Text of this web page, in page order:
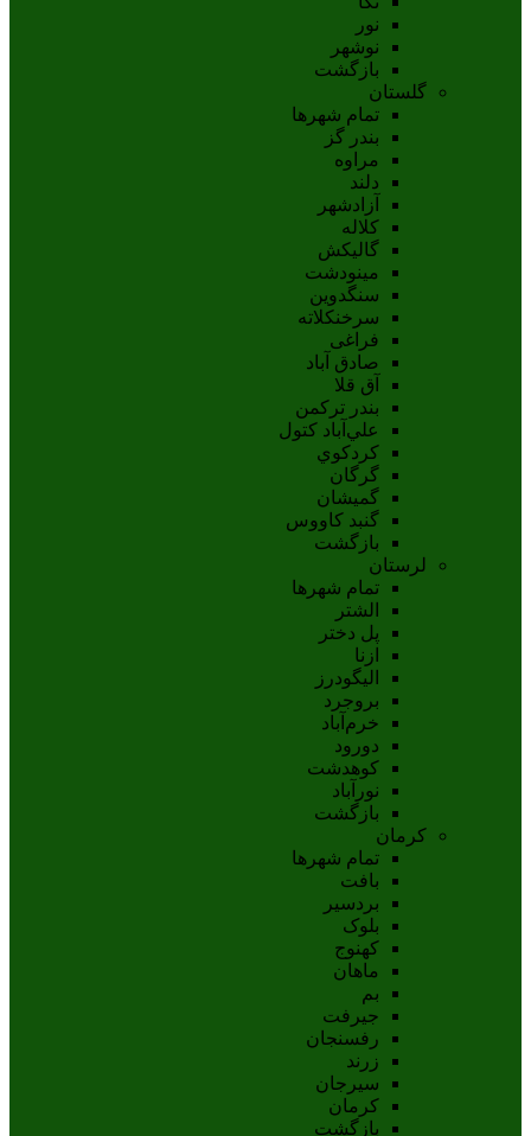
نور
نوشهر
بازگشت
گلستان
تمام شهر‌ها
بندر گز
مراوه
دلند
آزادشهر
کلاله
گالیکش
مینودشت
سنگدوین
سرخنکلاته
فراغی
صادق آباد
آق قلا
بندر ترکمن
علي‌آباد کتول
کردکوي
گرگان
گميشان
گنبد کاووس
بازگشت
لرستان
تمام شهر‌ها
الشتر
پل دختر
ازنا
اليگودرز
بروجرد
خرم‌آباد
دورود
کوهدشت
نورآباد
بازگشت
کرمان
تمام شهر‌ها
بافت
بردسیر
بلوک
کهنوج
ماهان
بم
جيرفت
رفسنجان
زرند
سيرجان
کرمان
بازگشت